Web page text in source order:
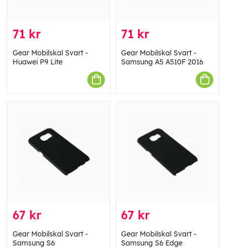
71 kr
Gear Mobilskal Svart -
Huawei P9 Lite
71 kr
Gear Mobilskal Svart -
Samsung A5 A510F 2016
67 kr
Gear Mobilskal Svart -
Samsung S6
67 kr
Gear Mobilskal Svart -
Samsung S6 Edge